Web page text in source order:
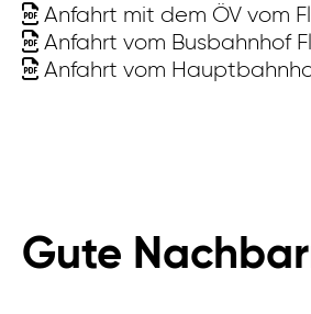
Anfahrt mit dem ÖV vom
Anfahrt vom Busbahnhof
Anfahrt vom
Gute